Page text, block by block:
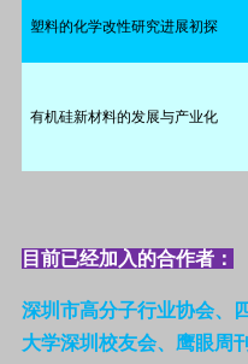
塑料的化学改性研究进展初探
有机硅新材料的发展与产业化
目前已经加入的合作者：
深圳市高分子行业协会、
大学深圳校友会、 鹰眼周刊